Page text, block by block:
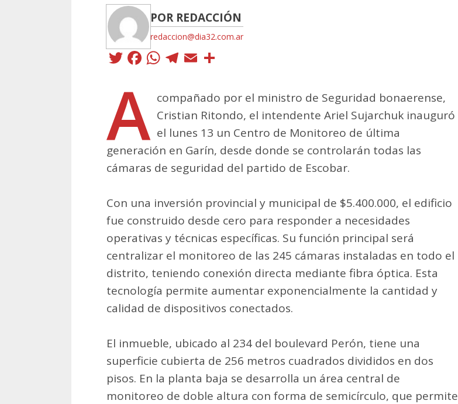
POR REDACCIÓN
redaccion@dia32.com.ar
Twitter
Facebook
WhatsApp
Telegram
Email
A compañado por el ministro de Seguridad bonaerense,
Cristian Ritondo, el intendente Ariel Sujarchuk inauguró
el lunes 13 un Centro de Monitoreo de última
generación en Garín, desde donde se controlarán todas las
cámaras de seguridad del partido de Escobar.
Con una inversión provincial y municipal de $5.400.000, el edificio
fue construido desde cero para responder a necesidades
operativas y técnicas específicas. Su función principal será
centralizar el monitoreo de las 245 cámaras instaladas en todo el
distrito, teniendo conexión directa mediante fibra óptica. Esta
tecnología permite aumentar exponencialmente la cantidad y
calidad de dispositivos conectados.
El inmueble, ubicado al 234 del boulevard Perón, tiene una
superficie cubierta de 256 metros cuadrados divididos en dos
pisos. En la planta baja se desarrolla un área central de
monitoreo de doble altura con forma de semicírculo, que permite